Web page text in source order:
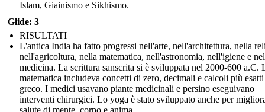
Islam, Giainismo e Sikhismo.
Glide: 3
RISULTATI
L'antica India ha fatto progressi nell'arte, nell'architettura, nella
nell'agricoltura, nella matematica, nell'astronomia, nell'igiene e
medicina. La scrittura sanscrita si è sviluppata nel 2000-600 a.C.
matematica includeva concetti di zero, decimali e calcoli più
greco. I medici usavano piante medicinali e persino eseguivano
interventi chirurgici. Lo yoga è stato sviluppato anche per